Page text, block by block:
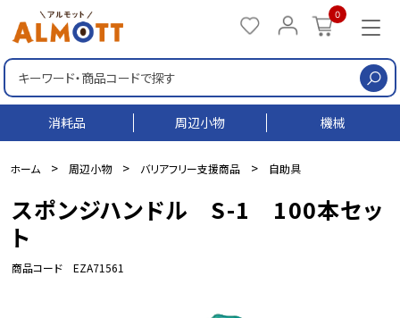
0
消耗品 周辺小物 機械
ホーム > 周辺小物 > バリアフリー支援商品 > 自助具
スポンジハンドル S-1 100本セッ
ト
商品コード EZA71561